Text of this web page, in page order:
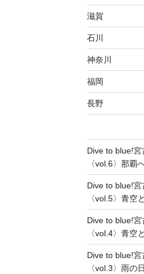
滋賀
石川
神奈川
福岡
長野
Dive to blue!
〈vol.6〉那覇
Dive to blue!
〈vol.5〉青空
Dive to blue!
〈vol.4〉青空
Dive to blue!
〈vol.3〉雨の